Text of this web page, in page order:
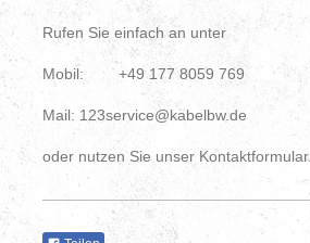
Rufen Sie einfach an unter
Mobil: +49 177 8059 769
Mail: 123service@kabelbw.de
oder nutzen Sie unser Kontaktformular.